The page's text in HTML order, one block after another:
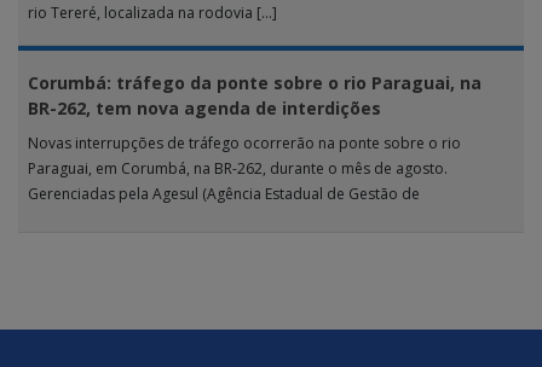
rio Tereré, localizada na rodovia […]
Corumbá: tráfego da ponte sobre o rio Paraguai, na
BR-262, tem nova agenda de interdições
Novas interrupções de tráfego ocorrerão na ponte sobre o rio
Paraguai, em Corumbá, na BR-262, durante o mês de agosto.
Gerenciadas pela Agesul (Agência Estadual de Gestão de